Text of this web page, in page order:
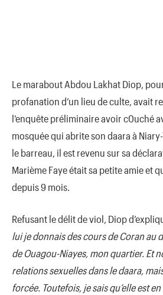
Le marabout Abdou Lakhat Diop,
profanation d’un lieu de culte, avait
l’enquête préliminaire avoir c0uché
mosquée qui abrite son daara à
le barreau, il est revenu sur sa
Marième Faye était sa petite amie et
depuis 9 mois.
Refusant le délit de viol, Diop
lui je donnais des cours de Coran au
de Ouagou-Niayes, mon quartier. Et
relations sexuelles dans le daara,
forcée. Toutefois, je sais qu’elle est